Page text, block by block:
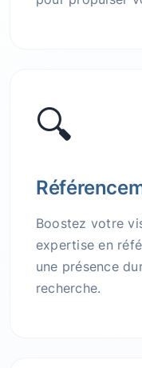
🔍
Boostez votre
expertise en
une présence
recherche.